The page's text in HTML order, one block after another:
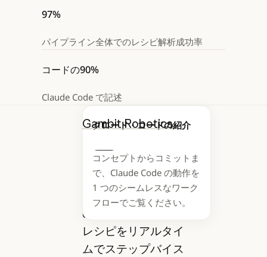
97%
パイプライン全体でのレシピ解析成功率
コードの90%
Claude Code で記述
クロード・コードの紹介
Next
コンセプトからコミットま
で、Claude Code の動作を
1 つのシームレスなワーク
フローでご覧ください。
Gambit Robotics
し、カメラ、サーマ
ルセンサー、音声を
組み合わせて、家庭
の料理人にあらゆる
レシピをリアルタイ
ムでステップバイス